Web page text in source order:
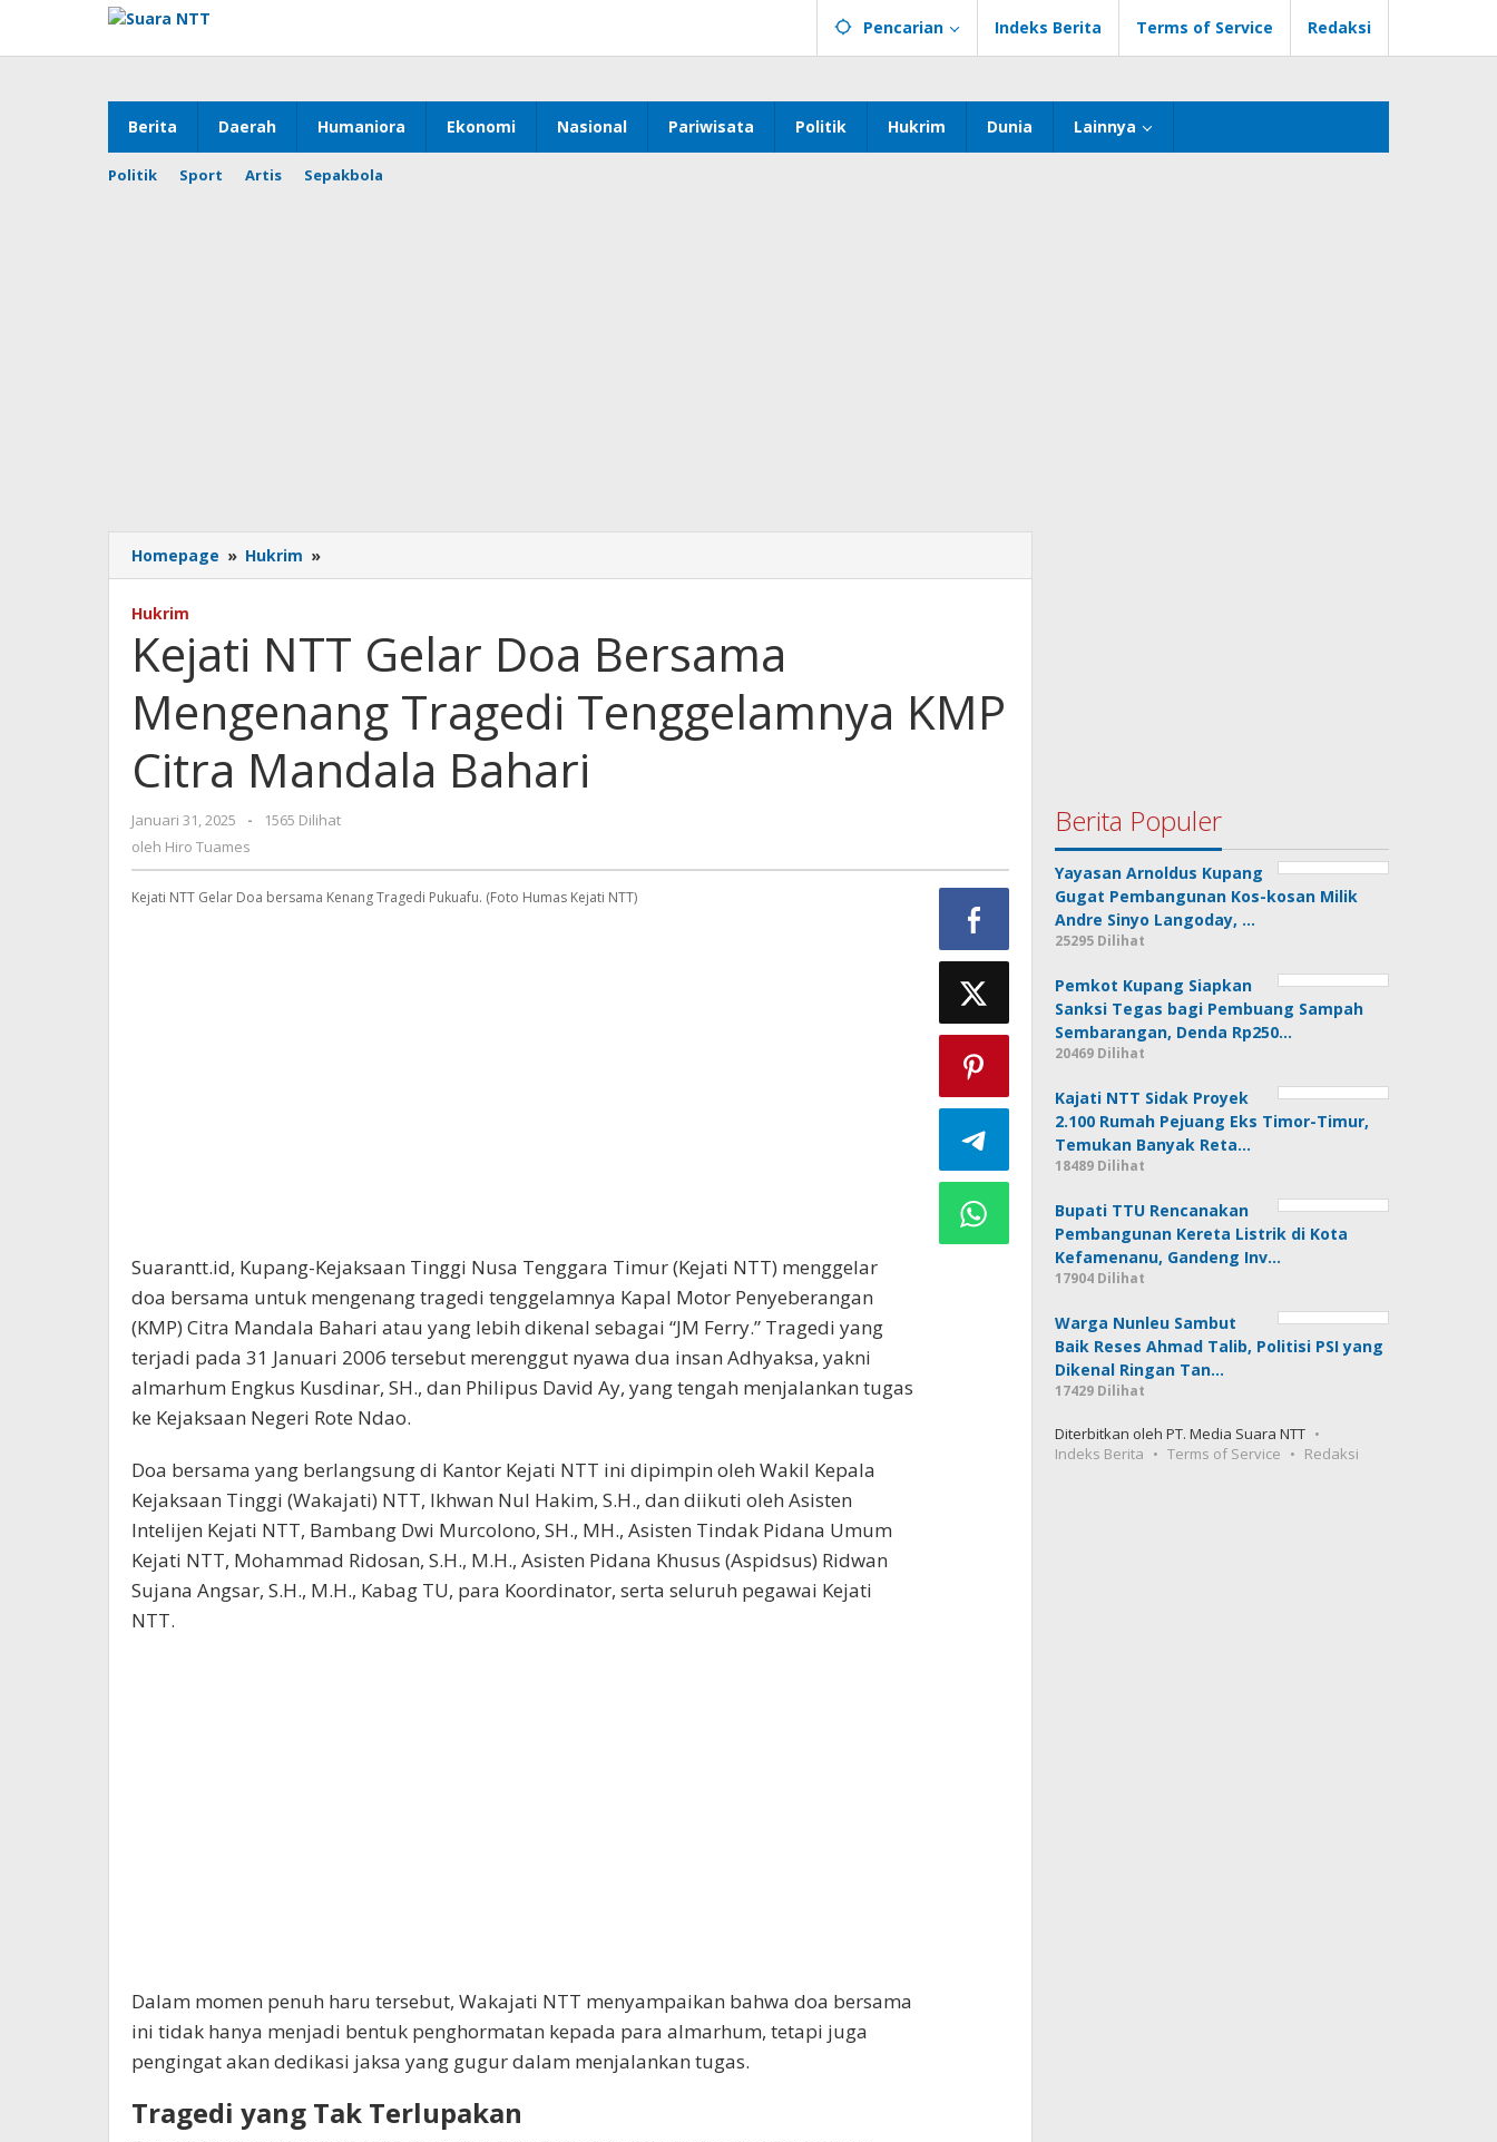
konten
Pencarian Indeks Berita Terms of Service Redaksi
Berita Daerah Humaniora Ekonomi Nasional Pariwisata Politik Hukrim Dunia Lainnya
Politik Sport Artis Sepakbola
Homepage » Hukrim »
NTT
Bersama
Mengenang
Tenggelamnya
Citra
Mandala
Bahari
Hukrim
Kejati NTT Gelar Doa Bersama
Mengenang Tragedi Tenggelamnya KMP
Citra Mandala Bahari
Januari 31, 2025
oleh
-
1565 Dilihat
oleh Hiro Tuames
Kejati NTT Gelar Doa bersama Kenang Tragedi Pukuafu. (Foto Humas Kejati NTT)
Suarantt.id, Kupang-Kejaksaan Tinggi Nusa Tenggara Timur (Kejati NTT) menggelar
doa bersama untuk mengenang tragedi tenggelamnya Kapal Motor Penyeberangan
(KMP) Citra Mandala Bahari atau yang lebih dikenal sebagai “JM Ferry.” Tragedi yang
terjadi pada 31 Januari 2006 tersebut merenggut nyawa dua insan Adhyaksa, yakni
almarhum Engkus Kusdinar, SH., dan Philipus David Ay, yang tengah menjalankan tugas
ke Kejaksaan Negeri Rote Ndao.
Doa bersama yang berlangsung di Kantor Kejati NTT ini dipimpin oleh Wakil Kepala
Kejaksaan Tinggi (Wakajati) NTT, Ikhwan Nul Hakim, S.H., dan diikuti oleh Asisten
Intelijen Kejati NTT, Bambang Dwi Murcolono, SH., MH., Asisten Tindak Pidana Umum
Kejati NTT, Mohammad Ridosan, S.H., M.H., Asisten Pidana Khusus (Aspidsus) Ridwan
Sujana Angsar, S.H., M.H., Kabag TU, para Koordinator, serta seluruh pegawai Kejati
NTT.
Dalam momen penuh haru tersebut, Wakajati NTT menyampaikan bahwa doa bersama
ini tidak hanya menjadi bentuk penghormatan kepada para almarhum, tetapi juga
pengingat akan dedikasi jaksa yang gugur dalam menjalankan tugas.
Tragedi yang Tak Terlupakan
Berita Populer
Yayasan Arnoldus Kupang
Gugat Pembangunan Kos-kosan Milik
Andre Sinyo Langoday, …
25295 Dilihat
Pemkot Kupang Siapkan
Sanksi Tegas bagi Pembuang Sampah
Sembarangan, Denda Rp250…
20469 Dilihat
Kajati NTT Sidak Proyek
2.100 Rumah Pejuang Eks Timor-Timur,
Temukan Banyak Reta…
18489 Dilihat
Bupati TTU Rencanakan
Pembangunan Kereta Listrik di Kota
Kefamenanu, Gandeng Inv…
17904 Dilihat
Warga Nunleu Sambut
Baik Reses Ahmad Talib, Politisi PSI yang
Dikenal Ringan Tan…
17429 Dilihat
Diterbitkan oleh PT. Media Suara NTT
Indeks Berita
Terms of Service Redaksi